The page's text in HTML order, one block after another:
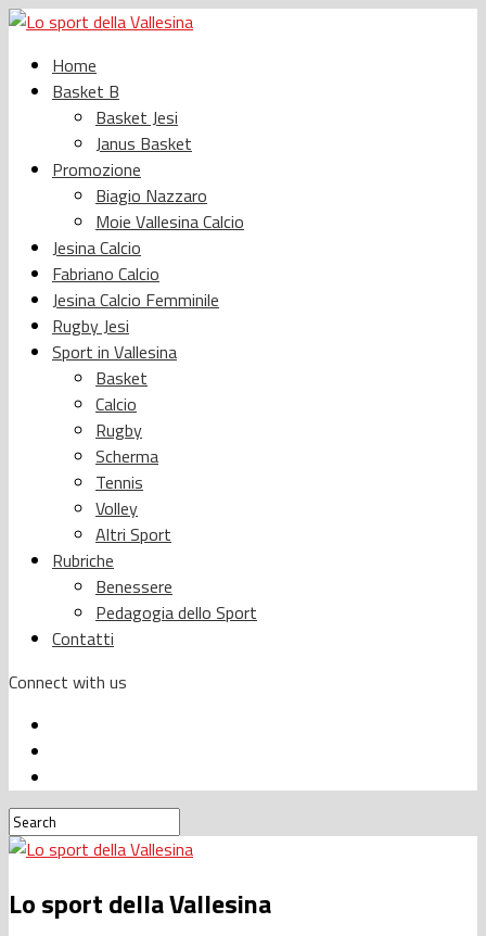
Home
Basket B
Basket Jesi
Janus Basket
Promozione
Biagio Nazzaro
Moie Vallesina Calcio
Jesina Calcio
Fabriano Calcio
Jesina Calcio Femminile
Rugby Jesi
Sport in Vallesina
Basket
Calcio
Rugby
Scherma
Tennis
Volley
Altri Sport
Rubriche
Benessere
Pedagogia dello Sport
Contatti
Connect with us
Lo sport della Vallesina